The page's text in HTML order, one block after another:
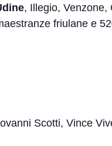
, Illegio, Venzone,
friulane e
Scotti, Vince